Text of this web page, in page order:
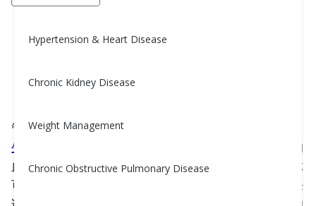
Hypertension & Heart Disease
Chronic Kidney Disease
Weight Management
Chronic Obstructive Pulmonary Disease
了解非胰岛素类糖尿病药物
Jonathan Gonzalez, MS, RD, CSG, LD, CDCES
管理糖尿病可能很棘手，尽管你尽力加入了健康的
生活方式改变
，但可能仍需要额外的支持来降低你的
血糖读数。药物来啦！药物可以被视为帮助微调身体
可能遇到的挑战的工具。你和你的医生将决定对你来